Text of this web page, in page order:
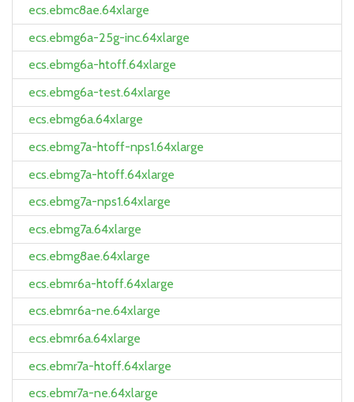
ecs.ebmc8ae.64xlarge
ecs.ebmg6a-25g-inc.64xlarge
ecs.ebmg6a-htoff.64xlarge
ecs.ebmg6a-test.64xlarge
ecs.ebmg6a.64xlarge
ecs.ebmg7a-htoff-nps1.64xlarge
ecs.ebmg7a-htoff.64xlarge
ecs.ebmg7a-nps1.64xlarge
ecs.ebmg7a.64xlarge
ecs.ebmg8ae.64xlarge
ecs.ebmr6a-htoff.64xlarge
ecs.ebmr6a-ne.64xlarge
ecs.ebmr6a.64xlarge
ecs.ebmr7a-htoff.64xlarge
ecs.ebmr7a-ne.64xlarge